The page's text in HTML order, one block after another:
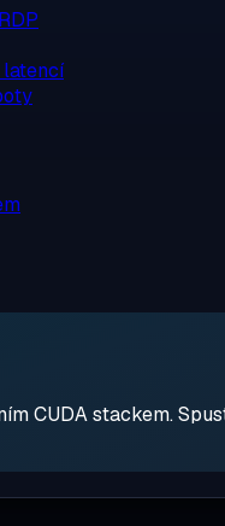
latencí
CUDA stackem.